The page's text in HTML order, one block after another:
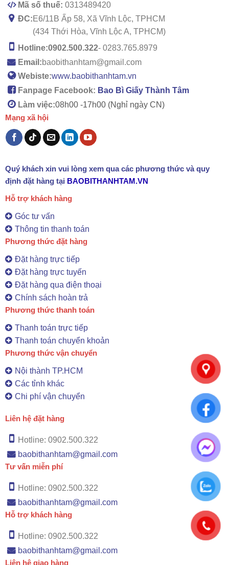
Mã số thuế: 0313489420
ĐC:E6/11B Ấp 58, Xã Vĩnh Lộc, TPHCM
(434 Thới Hòa, Vĩnh Lộc A, TPHCM)
Hotline:0902.500.322- 0283.765.8979
Email:baobithanhtam@gmail.com
Webiste:www.baobithanhtam.vn
Fanpage Facebook: Bao Bì Giấy Thành Tâm
Làm việc:08h00 -17h00 (Nghỉ ngày CN)
Mạng xã hội
Quý khách xin vui lòng xem qua các phương thức và quy
định đặt hàng tại BAOBITHANHTAM.VN
Hỗ trợ khách hàng
Góc tư vấn
Thông tin thanh toán
Phương thức đặt hàng
Đặt hàng trực tiếp
Đặt hàng trực tuyến
Đặt hàng qua điện thoại
Chính sách hoàn trả
Phương thức thanh toán
Thanh toán trực tiếp
Thanh toán chuyển khoản
Phương thức vận chuyển
Nội thành TP.HCM
Các tỉnh khác
Chi phí vận chuyển
Liên hệ đặt hàng
Hotline: 0902.500.322
baobithanhtam@gmail.com
Tư vấn miễn phí
Hotline: 0902.500.322
baobithanhtam@gmail.com
Hỗ trợ khách hàng
Hotline: 0902.500.322
baobithanhtam@gmail.com
Liên hệ giao hàng